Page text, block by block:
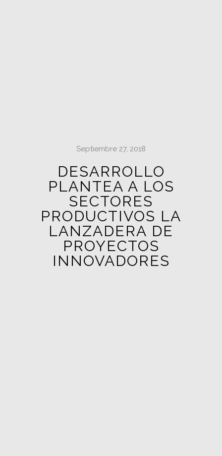
Septiembre 27, 2018
DESARROLLO
PLANTEA A LOS
SECTORES
PRODUCTIVOS LA
LANZADERA DE
PROYECTOS
INNOVADORES